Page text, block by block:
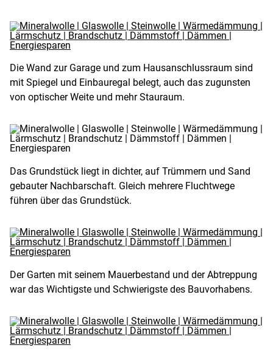
Die Wand zur Garage und zum Hausanschlussraum sind
mit Spiegel und Einbauregal belegt, auch das zugunsten
von optischer Weite und mehr Stauraum.
Das Grundstück liegt in dichter, auf Trümmern und Sand
gebauter Nachbarschaft. Gleich mehrere Fluchtwege
führen über das Grundstück.
Der Garten mit seinem Mauerbestand und der Abtreppung
war das Wichtigste und Schwierigste des Bauvorhabens.